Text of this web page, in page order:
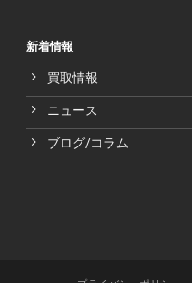
新着情報
買取情報
ニュース
ブログ/コラム